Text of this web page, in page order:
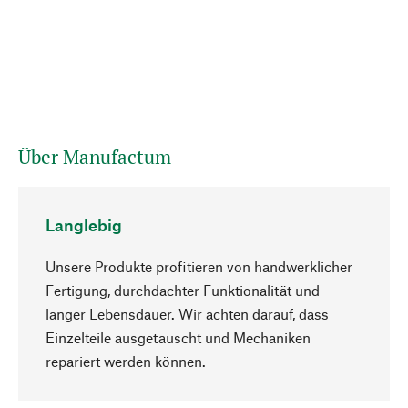
Über Manufactum
Langlebig
Unsere Produkte profitieren von handwerklicher
Fertigung, durchdachter Funktionalität und
langer Lebensdauer. Wir achten darauf, dass
Einzelteile ausgetauscht und Mechaniken
repariert werden können.